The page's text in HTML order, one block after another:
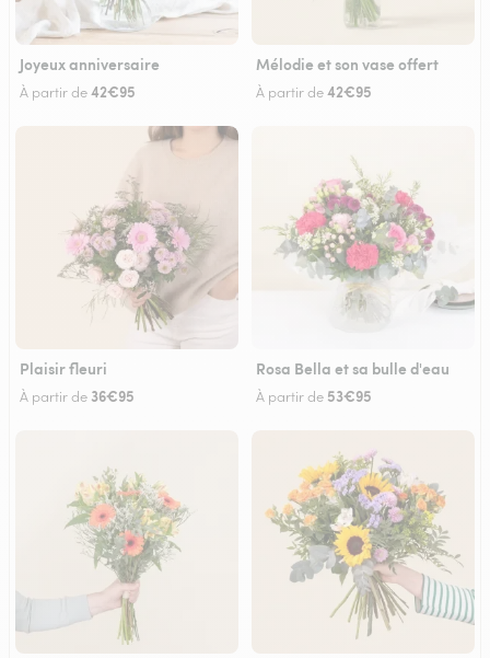
Joyeux anniversaire
À partir de42€95
Mélodie et son vase offert
À partir de42€95
Plaisir fleuri
À partir de 36€95
Rosa Bella et sa bulle d'eau
À partir de 53€95